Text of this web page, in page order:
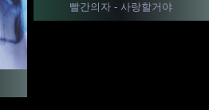
빨간의자 - 사랑할거야